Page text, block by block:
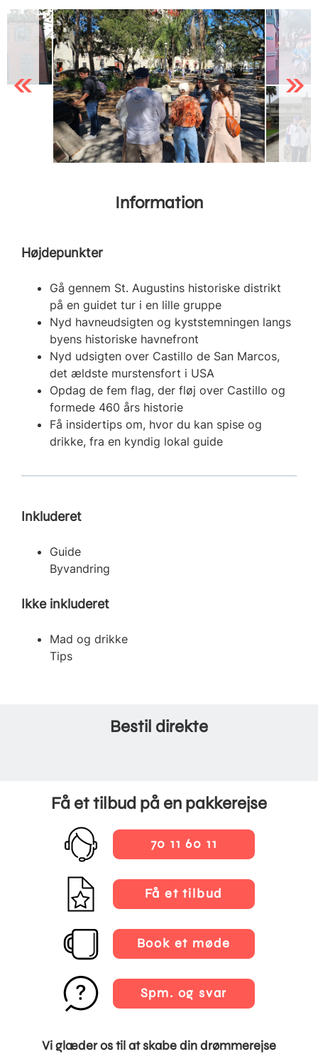
Previous Next
Information
Højdepunkter
Gå gennem St. Augustins historiske distrikt
på en guidet tur i en lille gruppe
Nyd havneudsigten og kyststemningen langs
byens historiske havnefront
Nyd udsigten over Castillo de San Marcos,
det ældste murstensfort i USA
Opdag de fem flag, der fløj over Castillo og
formede 460 års historie
Få insidertips om, hvor du kan spise og
drikke, fra en kyndig lokal guide
Inkluderet
Guide
Byvandring
Ikke inkluderet
Mad og drikke
Tips
Bestil direkte
Få et tilbud på en pakkerejse
70 11 60 11
Få et tilbud
Book et møde
Spm. og svar
Vi glæder os til at skabe din drømmerejse